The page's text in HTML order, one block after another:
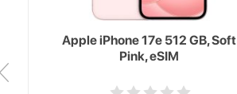
Apple iPhone 17e 512 GB, Soft
Pink, eSIM